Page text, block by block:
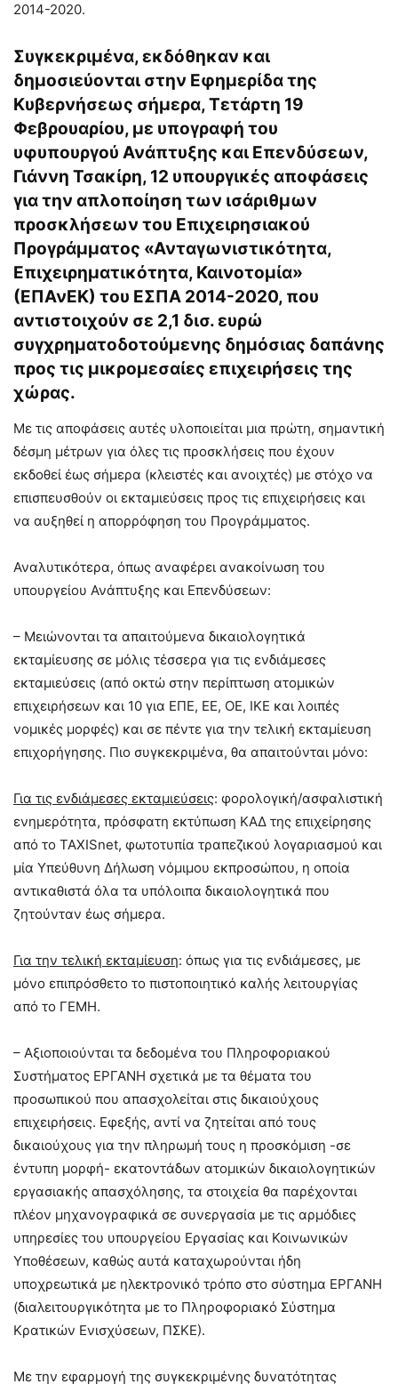
2014-2020.
Συγκεκριμένα, εκδόθηκαν και
δημοσιεύονται στην Εφημερίδα της
Κυβερνήσεως σήμερα, Τετάρτη 19
Φεβρουαρίου, με υπογραφή του
υφυπουργού Ανάπτυξης και Επενδύσεων,
Γιάννη Τσακίρη, 12 υπουργικές αποφάσεις
για την απλοποίηση των ισάριθμων
προσκλήσεων του Επιχειρησιακού
Προγράμματος «Ανταγωνιστικότητα,
Επιχειρηματικότητα, Καινοτομία»
(ΕΠΑνΕΚ) του ΕΣΠΑ 2014-2020, που
αντιστοιχούν σε 2,1 δισ. ευρώ
συγχρηματοδοτούμενης δημόσιας δαπάνης
προς τις μικρομεσαίες επιχειρήσεις της
χώρας.
Με τις αποφάσεις αυτές υλοποιείται μια πρώτη, σημαντική
δέσμη μέτρων για όλες τις προσκλήσεις που έχουν
εκδοθεί έως σήμερα (κλειστές και ανοιχτές) με στόχο να
επισπευσθούν οι εκταμιεύσεις προς τις επιχειρήσεις και
να αυξηθεί η απορρόφηση του Προγράμματος.
Αναλυτικότερα, όπως αναφέρει ανακοίνωση του
υπουργείου Ανάπτυξης και Επενδύσεων:
– Μειώνονται τα απαιτούμενα δικαιολογητικά
εκταμίευσης σε μόλις τέσσερα για τις ενδιάμεσες
εκταμιεύσεις (από οκτώ στην περίπτωση ατομικών
επιχειρήσεων και 10 για ΕΠΕ, ΕΕ, ΟΕ, ΙΚΕ και λοιπές
νομικές μορφές) και σε πέντε για την τελική εκταμίευση
επιχορήγησης. Πιο συγκεκριμένα, θα απαιτούνται μόνο:
Για τις ενδιάμεσες εκταμιεύσεις: φορολογική/ασφαλιστική
ενημερότητα, πρόσφατη εκτύπωση ΚΑΔ της επιχείρησης
από το TAXISnet, φωτοτυπία τραπεζικού λογαριασμού και
μία Υπεύθυνη Δήλωση νόμιμου εκπροσώπου, η οποία
αντικαθιστά όλα τα υπόλοιπα δικαιολογητικά που
ζητούνταν έως σήμερα.
Για την τελική εκταμίευση: όπως για τις ενδιάμεσες, με
μόνο επιπρόσθετο το πιστοποιητικό καλής λειτουργίας
από το ΓΕΜΗ.
– Αξιοποιούνται τα δεδομένα του Πληροφοριακού
Συστήματος ΕΡΓΑΝΗ σχετικά με τα θέματα του
προσωπικού που απασχολείται στις δικαιούχους
επιχειρήσεις. Εφεξής, αντί να ζητείται από τους
δικαιούχους για την πληρωμή τους η προσκόμιση -σε
έντυπη μορφή- εκατοντάδων ατομικών δικαιολογητικών
εργασιακής απασχόλησης, τα στοιχεία θα παρέχονται
πλέον μηχανογραφικά σε συνεργασία με τις αρμόδιες
υπηρεσίες του υπουργείου Εργασίας και Κοινωνικών
Υποθέσεων, καθώς αυτά καταχωρούνται ήδη
υποχρεωτικά με ηλεκτρονικό τρόπο στο σύστημα ΕΡΓΑΝΗ
(διαλειτουργικότητα με το Πληροφοριακό Σύστημα
Κρατικών Ενισχύσεων, ΠΣΚΕ).
Με την εφαρμογή της συγκεκριμένης δυνατότητας